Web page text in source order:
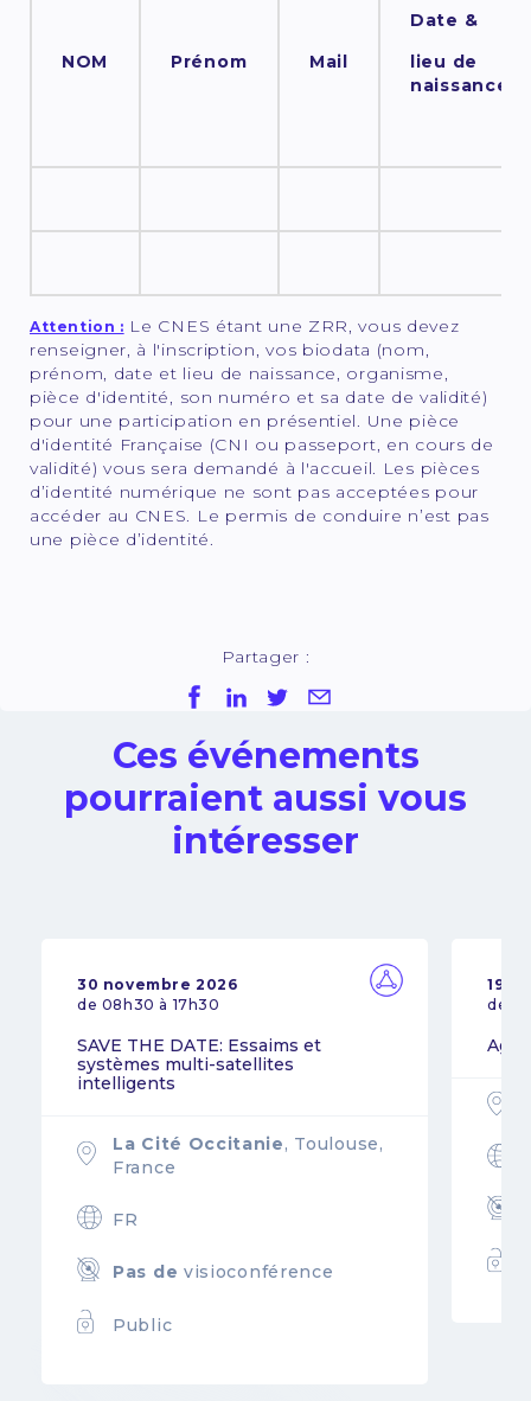
NOM Prénom Mail
Date &
lieu de
naissance
Attention : Le CNES étant une ZRR, vous devez
renseigner, à l'inscription, vos biodata (nom,
prénom, date et lieu de naissance, organisme,
pièce d'identité, son numéro et sa date de validité)
pour une participation en présentiel. Une pièce
d'identité Française (CNI ou passeport, en cours de
validité) vous sera demandé à l'accueil. Les pièces
d’identité numérique ne sont pas acceptées pour
accéder au CNES. Le permis de conduire n’est pas
une pièce d’identité.
Partager :
Ces événements
pourraient aussi vous
intéresser
30 novembre 2026
de 08h30 à 17h30
SAVE THE DATE: Essaims et
systèmes multi-satellites
intelligents
La Cité Occitanie, Toulouse,
France
FR
Pas de visioconférence
Public
19
de